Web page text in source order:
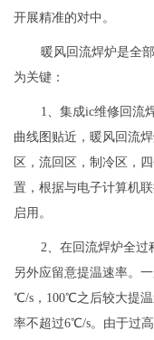
开展精准的对中。
暖风回流焊炉是全
为关键：
1、集成ic维修回流
曲线图贴近，暖风回流
区，流回区，制冷区，
置，根据与电子计算机
启用。
2、在回流焊炉全过
另外应留意提温速率。
℃/s，100℃之后较大提
率不超过6℃/s。由于过